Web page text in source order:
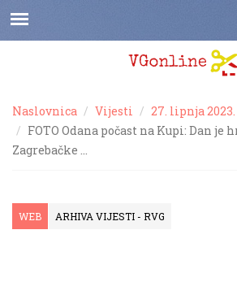
Naslovnica Vijesti
27. lipnja
FOTO Odana počast na Kupi: Dan
Zagrebačke …
WEB ARHIVA VIJESTI - RVG